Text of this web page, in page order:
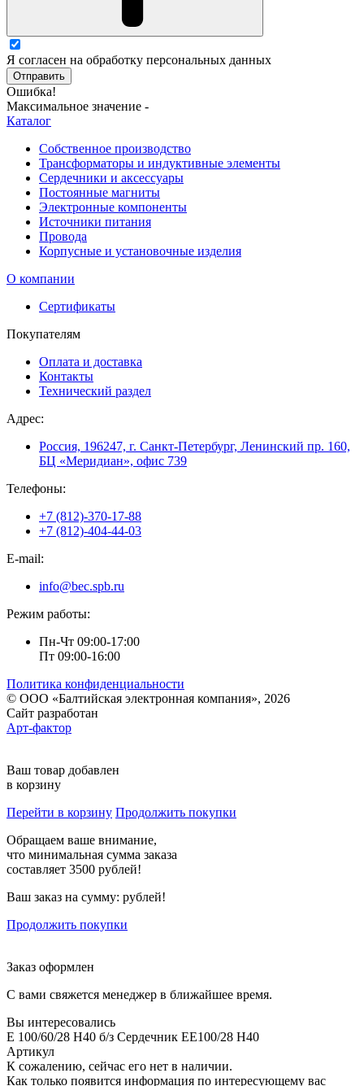
Я согласен на обработку персональных данных
Отправить
Ошибка!
Максимальное значение -
Каталог
Собственное производство
Трансформаторы и индуктивные элементы
Сердечники и аксессуары
Постоянные магниты
Электронные компоненты
Источники питания
Провода
Корпусные и установочные изделия
О компании
Сертификаты
Покупателям
Оплата и доставка
Контакты
Технический раздел
Адрес:
Россия, 196247, г. Санкт-Петербург, Ленинский пр. 160,
БЦ «Меридиан», офис 739
Телефоны:
+7 (812)-370-17-88
+7 (812)-404-44-03
E-mail:
info@bec.spb.ru
Режим работы:
Пн-Чт 09:00-17:00
Пт 09:00-16:00
Политика конфиденциальности
© ООО «Балтийская электронная компания», 2026
Сайт разработан
Арт-фактор
Ваш товар добавлен
в корзину
Перейти в корзину Продолжить покупки
Обращаем ваше внимание,
что минимальная сумма заказа
составляет 3500 рублей!
Ваш заказ на сумму: рублей!
Продолжить покупки
Заказ оформлен
С вами свяжется менеджер в ближайшее время.
Вы интересовались
E 100/60/28 H40 б/з Сердечник EE100/28 H40
Артикул
К сожалению, сейчас его нет в наличии.
Как только появится информация по интересующему вас